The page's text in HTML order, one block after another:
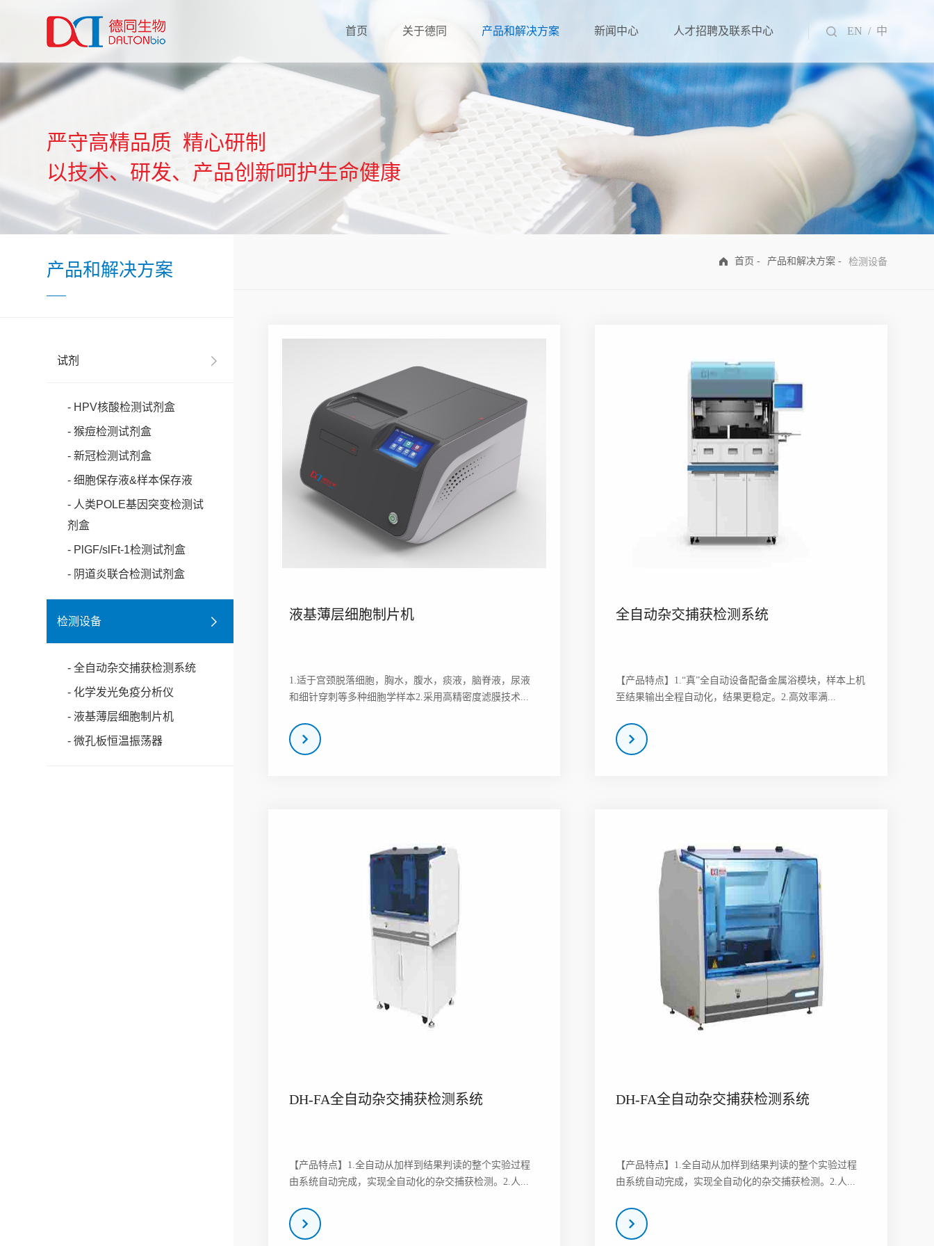
首页 关于德同 产品和解决方案 新闻中心 人才招聘及联系中心 EN / 中
新闻中心
人才招聘及联系中心
企业展示
发展历程
荣誉证书
严守高精品质 精心研制
以技术、研发、产品创新呵护生命健康
产品和解决方案
试剂
- HPV核酸检测试剂盒
- 猴痘检测试剂盒
- 新冠检测试剂盒
- 细胞保存液&样本保存液
- 人类POLE基因突变检测试
剂盒
- PlGF/slFt-1检测试剂盒
- 阴道炎联合检测试剂盒
检测设备
- 全自动杂交捕获检测系统
- 化学发光免疫分析仪
- 液基薄层细胞制片机
- 微孔板恒温振荡器
首页 - 产品和解决方案 - 检测设备
液基薄层细胞制片机
1.适于宫颈脱落细胞，胸水，腹水，痰液，脑脊液，尿液
和细针穿刺等多种细胞学样本2.采用高精密度滤膜技术...
全自动杂交捕获检测系统
【产品特点】1.“真”全自动设备配备金属浴模块，样本上机
至结果输出全程自动化，结果更稳定。2.高效率满...
DH-FA全自动杂交捕获检测系统
【产品特点】1.全自动从加样到结果判读的整个实验过程
由系统自动完成，实现全自动化的杂交捕获检测。2.人...
DH-FA全自动杂交捕获检测系统
【产品特点】1.全自动从加样到结果判读的整个实验过程
由系统自动完成，实现全自动化的杂交捕获检测。2.人...